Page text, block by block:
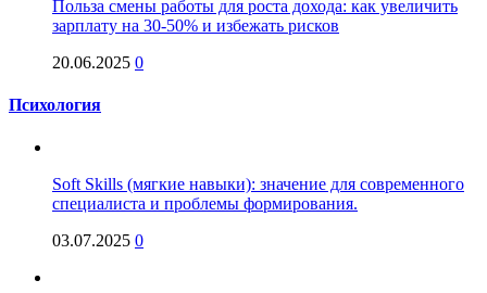
Польза смены работы для роста дохода: как увеличить
зарплату на 30-50% и избежать рисков
20.06.2025 0
Психология
Soft Skills (мягкие навыки): значение для современного
специалиста и проблемы формирования.
03.07.2025 0